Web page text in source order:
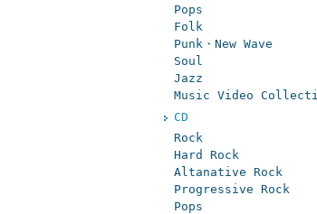
Pops
Folk
Punk・New Wave
Soul
Jazz
Music Video
CD
Rock
Hard Rock
Altanative Rock
Progressive Rock
Pops